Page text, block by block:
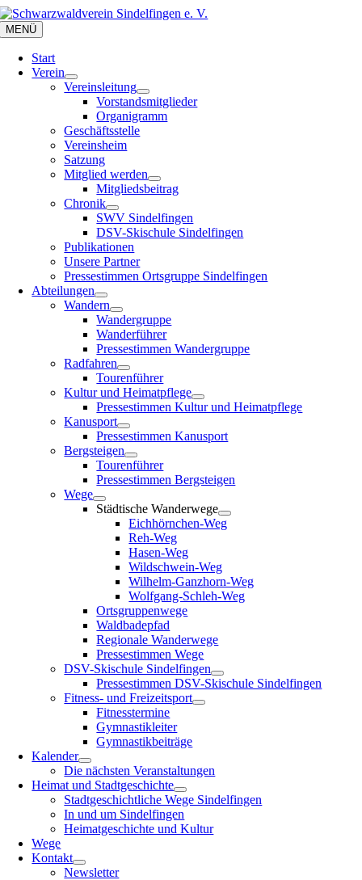
Zum
Inhalt
springen
MENÜ
Start
Verein
Vereinsleitung
Vorstandsmitglieder
Organigramm
Geschäftsstelle
Vereinsheim
Satzung
Mitglied werden
Mitgliedsbeitrag
Chronik
SWV Sindelfingen
DSV-Skischule Sindelfingen
Publikationen
Unsere Partner
Pressestimmen Ortsgruppe Sindelfingen
Abteilungen
Wandern
Wandergruppe
Wanderführer
Pressestimmen Wandergruppe
Radfahren
Tourenführer
Kultur und Heimatpflege
Pressestimmen Kultur und Heimatpflege
Kanusport
Pressestimmen Kanusport
Bergsteigen
Tourenführer
Pressestimmen Bergsteigen
Wege
Städtische Wanderwege
Eichhörnchen-Weg
Reh-Weg
Hasen-Weg
Wildschwein-Weg
Wilhelm-Ganzhorn-Weg
Wolfgang-Schleh-Weg
Ortsgruppenwege
Waldbadepfad
Regionale Wanderwege
Pressestimmen Wege
DSV-Skischule Sindelfingen
Pressestimmen DSV-Skischule Sindelfingen
Fitness- und Freizeitsport
Fitnesstermine
Gymnastikleiter
Gymnastikbeiträge
Kalender
Die nächsten Veranstaltungen
Heimat und Stadtgeschichte
Stadtgeschichtliche Wege Sindelfingen
In und um Sindelfingen
Heimatgeschichte und Kultur
Wege
Kontakt
Newsletter